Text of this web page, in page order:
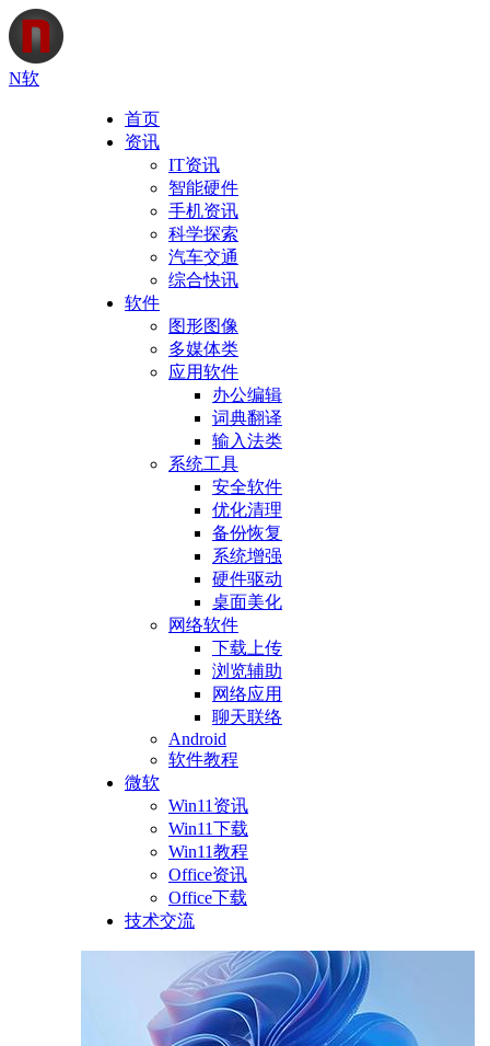
N软
首页
资讯
IT资讯
智能硬件
手机资讯
科学探索
汽车交通
综合快讯
软件
图形图像
多媒体类
应用软件
办公编辑
词典翻译
输入法类
系统工具
安全软件
优化清理
备份恢复
系统增强
硬件驱动
桌面美化
网络软件
下载上传
浏览辅助
网络应用
聊天联络
Android
软件教程
微软
Win11资讯
Win11下载
Win11教程
Office资讯
Office下载
技术交流